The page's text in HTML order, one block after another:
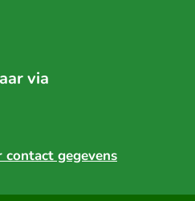
via
contact gegevens